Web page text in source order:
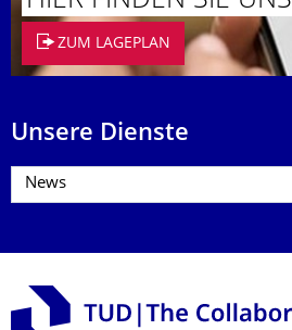
ZUM LAGEPLAN
Unsere Dienste